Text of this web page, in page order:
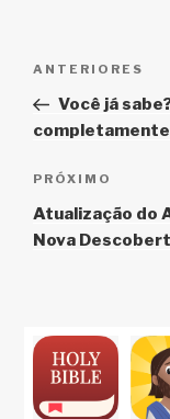
Post
Post
anterior
ANTERIORES
Você já
Próximo
post
PRÓXIMO
Atualização do
Nova